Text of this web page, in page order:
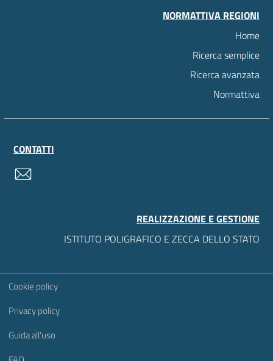
NORMATTIVA REGIONI
Home
Ricerca semplice
Ricerca avanzata
Normattiva
CONTATTI
REALIZZAZIONE E GESTIONE
ISTITUTO POLIGRAFICO E ZECCA DELLO STATO
Sezione Link Utili
Cookie policy
Privacy policy
Guida all'uso